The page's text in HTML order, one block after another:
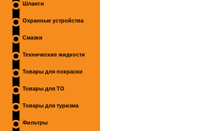
Шланги
Охранные устройства
Смазки
Технические жидкости
Товары для покраски
Товары для ТО
Товары для туризма
Фильтры